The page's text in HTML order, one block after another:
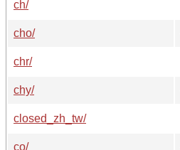
ch/
cho/
chr/
chy/
closed_zh_tw/
co/